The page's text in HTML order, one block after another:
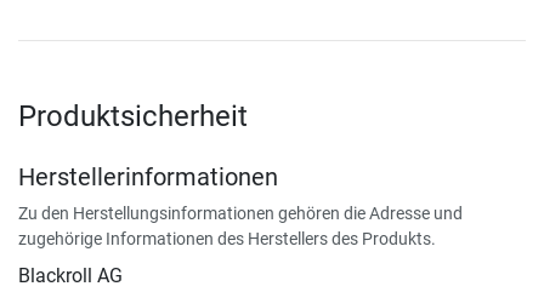
Produktsicherheit
Herstellerinformationen
Zu den Herstellungsinformationen gehören die Adresse und
zugehörige Informationen des Herstellers des Produkts.
Blackroll AG